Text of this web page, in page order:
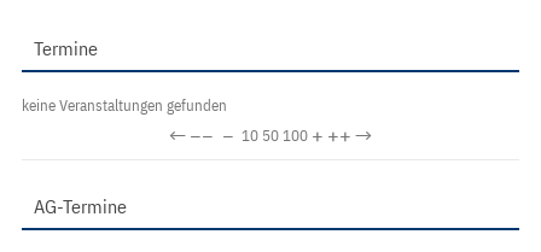
Termine
keine Veranstaltungen gefunden
←−− − 10 50100 + ++→
AG-Termine